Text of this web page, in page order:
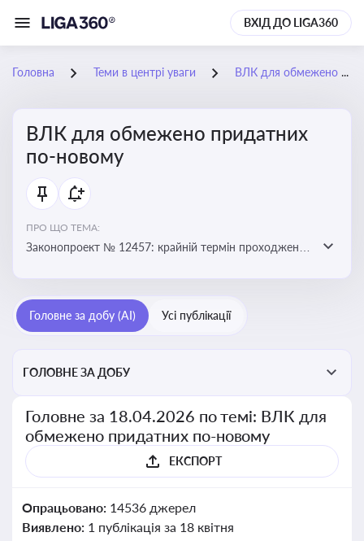
ВХІД ДО LIGA360
Головна Теми в центрі уваги ВЛК для обмежено придатних по-новому
ВЛК для обмежено придатних
по-новому
ПРО ЩО ТЕМА:
Законопроект № 12457: крайній термін проходження
Головне за добу (AI) Усі публікації
ГОЛОВНЕ ЗА ДОБУ
Головне за 18.04.2026 по темі: ВЛК для
обмежено придатних по-новому
ЕКСПОРТ
Опрацьовано: 14536 джерел
Виявлено: 1 публікація за 18 квітня